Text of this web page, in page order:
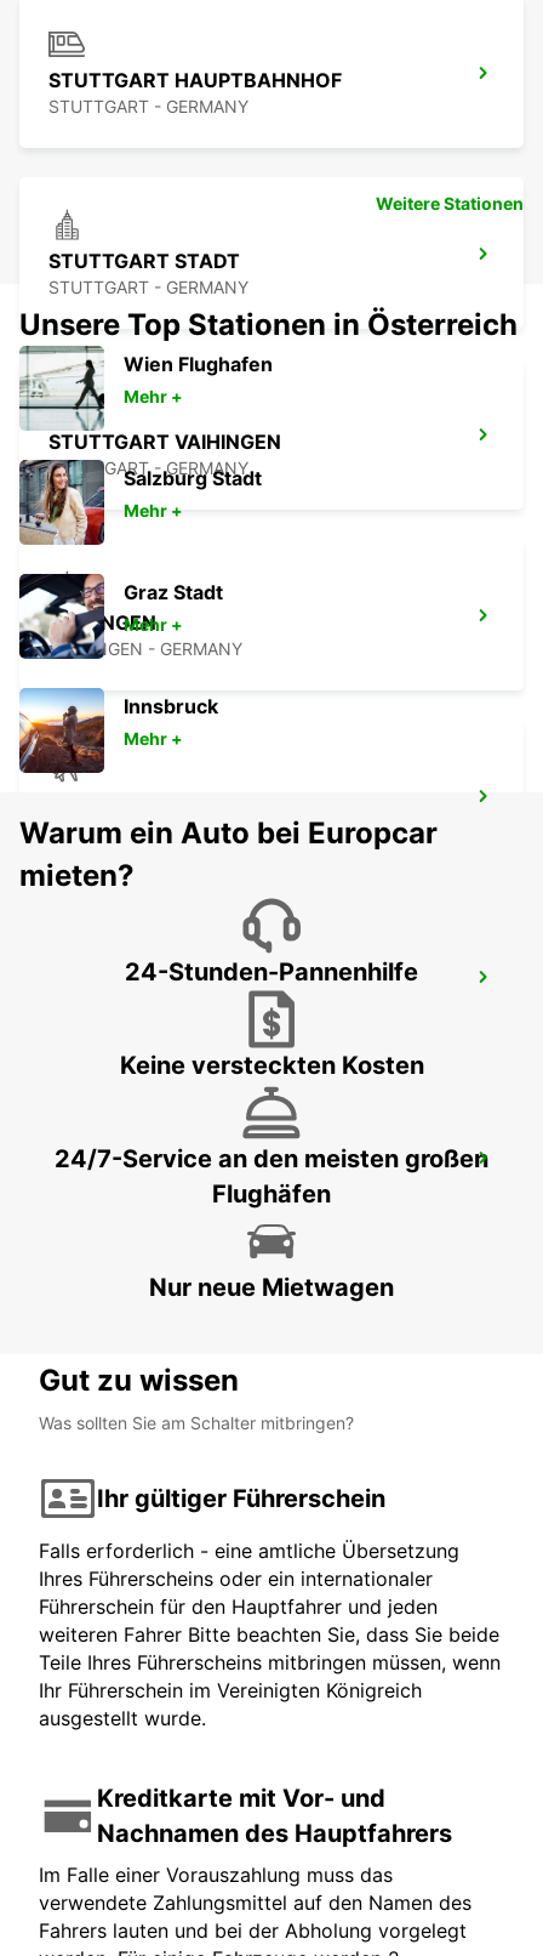
STUTTGART HAUPTBAHNHOF
STUTTGART - GERMANY
STUTTGART STADT
STUTTGART - GERMANY
STUTTGART VAIHINGEN
STUTTGART - GERMANY
ESSLINGEN
ESSLINGEN - GERMANY
STUTTGART - GERMANY
SINDELFINGEN
SINDELFINGEN - GERMANY
HEILBRONN
HEILBRONN - GERMANY
Weitere Stationen
Unsere Top Stationen in Österreich
Wien Flughafen
Mehr +
Salzburg Stadt
Mehr +
Graz Stadt
Mehr +
Innsbruck
Mehr +
Warum ein Auto bei Europcar
mieten?
24-Stunden-Pannenhilfe
Keine versteckten Kosten
24/7-Service an den meisten großen
Flughäfen
Nur neue Mietwagen
Gut zu wissen
Was sollten Sie am Schalter mitbringen?
Ihr gültiger Führerschein
Falls erforderlich - eine amtliche Übersetzung
Ihres Führerscheins oder ein internationaler
Führerschein für den Hauptfahrer und jeden
weiteren Fahrer Bitte beachten Sie, dass Sie beide
Teile Ihres Führerscheins mitbringen müssen, wenn
Ihr Führerschein im Vereinigten Königreich
ausgestellt wurde.
Kreditkarte mit Vor- und
Nachnamen des Hauptfahrers
Im Falle einer Vorauszahlung muss das
verwendete Zahlungsmittel auf den Namen des
Fahrers lauten und bei der Abholung vorgelegt